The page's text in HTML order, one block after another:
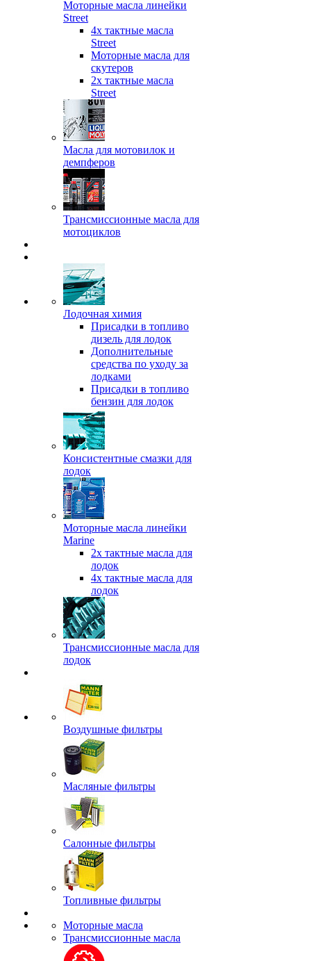
Моторные масла линейки
Street
4х тактные масла
Street
Моторные масла для
скутеров
2х тактные масла
Street
Масла для мотовилок и
демпферов
Трансмиссионные масла для
мотоциклов
Лодочная химия
Присадки в топливо
дизель для лодок
Дополнительные
средства по уходу за
лодками
Присадки в топливо
бензин для лодок
Консистентные смазки для
лодок
Моторные масла линейки
Marine
2х тактные масла для
лодок
4х тактные масла для
лодок
Трансмиссионные масла для
лодок
Воздушные фильтры
Масляные фильтры
Салонные фильтры
Топливные фильтры
Моторные масла
Трансмиссионные масла